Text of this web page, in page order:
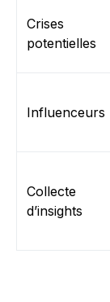
Crises
potentielles
Influenceurs
Collecte
d’insights